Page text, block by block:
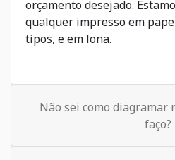
orçamento desejado.
qualquer impresso em
tipos, e em lona.
Não sei como diagramar
faço?